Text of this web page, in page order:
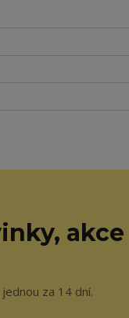
akce
za 14 dní.